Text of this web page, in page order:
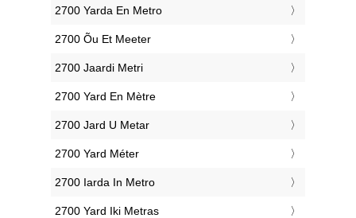
‎2700 Yarda En Metro
‎2700 Õu Et Meeter
‎2700 Jaardi Metri
‎2700 Yard En Mètre
‎2700 Jard U Metar
‎2700 Yard Méter
‎2700 Iarda In Metro
‎2700 Yard Iki Metras